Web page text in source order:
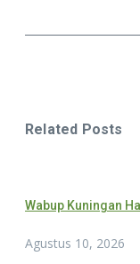
Related Posts
Wabup Kuningan
Agustus 10, 2026